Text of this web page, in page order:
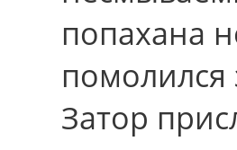
попахана
помолился
Затор